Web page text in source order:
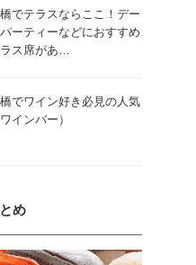
でテラスならここ！デー
パーティーなどにおすすめ
ス席があ…
でワイン好き必見の人気
インバー）
め